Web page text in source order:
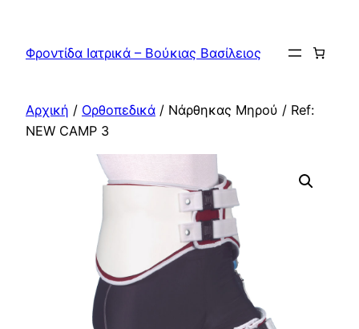
περιεχόμενο
Φροντίδα Ιατρικά – Βούκιας Βασίλειος
Αρχική / Ορθοπεδικά / Νάρθηκας Μηρού / Ref:
NEW CAMP 3